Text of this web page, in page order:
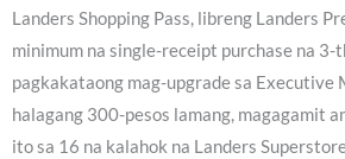
Landers Shopping Pass, libreng Landers
minimum na single-receipt purchase na 3-
pagkakataong mag-upgrade sa Executive
halagang 300-pesos lamang, magagamit
ito sa 16 na kalahok na Landers